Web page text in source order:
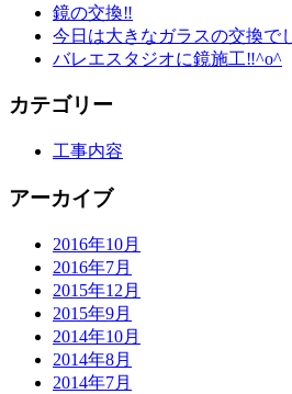
鏡の交換‼︎
今日は大きなガラスの交換で
バレエスタジオに鏡施工‼︎^o^
カテゴリー
工事内容
アーカイブ
2016年10月
2016年7月
2015年12月
2015年9月
2014年10月
2014年8月
2014年7月